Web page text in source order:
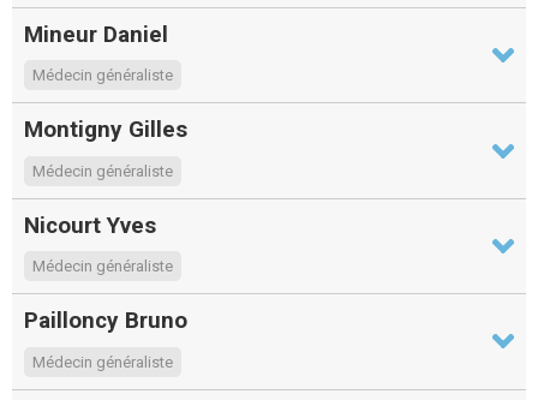
Mineur Daniel
Médecin généraliste
Montigny Gilles
Médecin généraliste
Nicourt Yves
Médecin généraliste
Pailloncy Bruno
Médecin généraliste